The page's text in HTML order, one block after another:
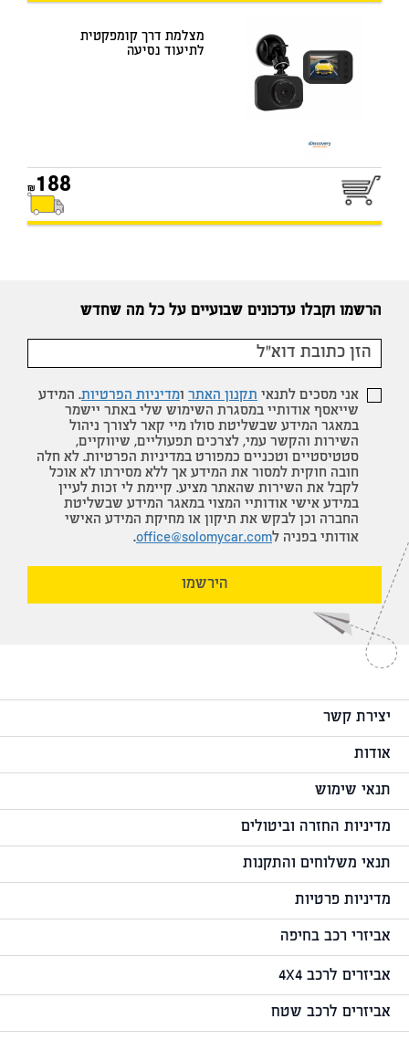
מצלמת דרך קומפקטית
לתיעוד נסיעה
188
הרשמו וקבלו עדכונים שבועיים על כל מה שחדש
אני מסכים לתנאי תקנון האתר ומדיניות הפרטיות. המידע
שייאסף אודותיי במסגרת השימוש שלי באתר יישמר
במאגר המידע שבשליטת סולו מיי קאר לצורך ניהול
השירות והקשר עמי, לצרכים תפעוליים, שיווקיים,
סטטיסטיים וטכניים כמפורט במדיניות הפרטיות. לא חלה
חובה חוקית למסור את המידע אך ללא מסירתו לא אוכל
לקבל את השירות שהאתר מציע. קיימת לי זכות לעיין
במידע אישי אודותיי המצוי במאגר המידע שבשליטת
החברה וכן לבקש את תיקון או מחיקת המידע האישי
אודותי בפניה לoffice@solomycar.com
.
הירשמו
יצירת קשר
אודות
תנאי שימוש
מדיניות החזרה וביטולים
תנאי משלוחים והתקנות
מדיניות פרטיות
אביזרי רכב בחיפה
אביזרים לרכב 4X4
אביזרים לרכב שטח